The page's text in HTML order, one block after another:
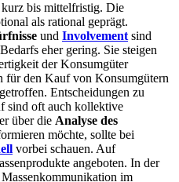
kurz bis mittelfristig. Die
als rational geprägt.
und Involvement sind
eher gering. Sie steigen
der Konsumgüter
für den Kauf von Konsumgütern
getroffen. Entscheidungen zu
sind oft auch kollektive
über die Analyse des
möchte, sollte bei
vorbei schauen. Auf
angeboten. In der
im